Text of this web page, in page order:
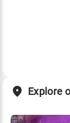
Explore